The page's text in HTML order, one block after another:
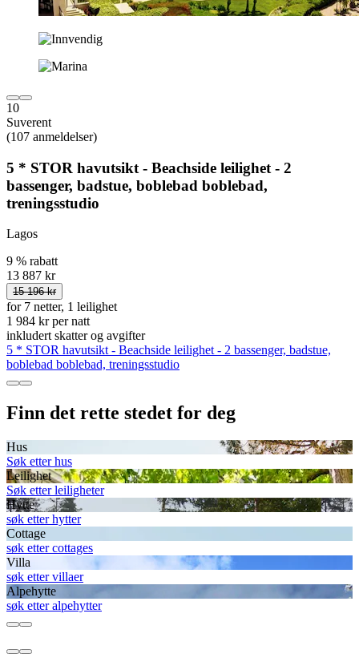
10
Suverent
(107 anmeldelser)
5 * STOR havutsikt - Beachside leilighet - 2
bassenger, badstue, boblebad boblebad,
treningsstudio
Lagos
9 % rabatt
13 887 kr
15 196 kr
for 7 netter, 1 leilighet
1 984 kr per natt
inkludert skatter og avgifter
5 * STOR havutsikt - Beachside leilighet - 2 bassenger, badstue,
boblebad boblebad, treningsstudio
Finn det rette stedet for deg
Hus
Søk etter hus
Leilighet
Søk etter leiligheter
Hytte
søk etter hytter
Cottage
søk etter cottages
Villa
søk etter villaer
Alpehytte
søk etter alpehytter